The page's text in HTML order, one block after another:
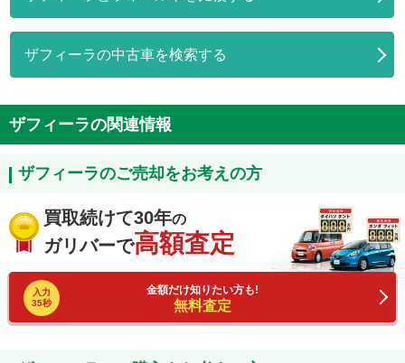
ザフィーラの中古車を検索する
ザフィーラの関連情報
ザフィーラのご売却をお考えの方
買取続けて30年の
ガリバーで高額査定
入力
35秒
金額だけ知りたい方も!
無料査定